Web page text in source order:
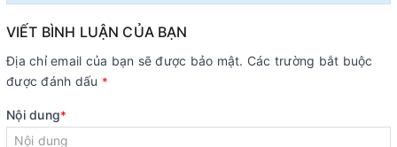
VIẾT BÌNH LUẬN CỦA BẠN
Địa chỉ email của bạn sẽ được bảo mật. Các trường bắt buộc
được đánh dấu *
Nội dung*